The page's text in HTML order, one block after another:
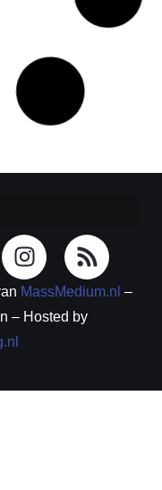
MassMedium.nl –
– Hosted by